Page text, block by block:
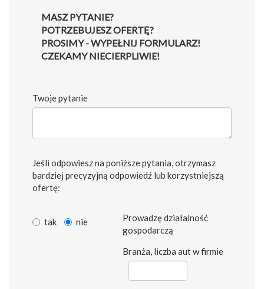
MASZ PYTANIE?
POTRZEBUJESZ OFERTĘ?
PROSIMY - WYPEŁNIJ FORMULARZ!
CZEKAMY NIECIERPLIWIE!
Twoje pytanie
Jeśli odpowiesz na poniższe pytania, otrzymasz
bardziej precyzyjną odpowiedź lub korzystniejszą
ofertę:
tak nie
Prowadzę działalność
gospodarczą
Branża, liczba aut w firmie